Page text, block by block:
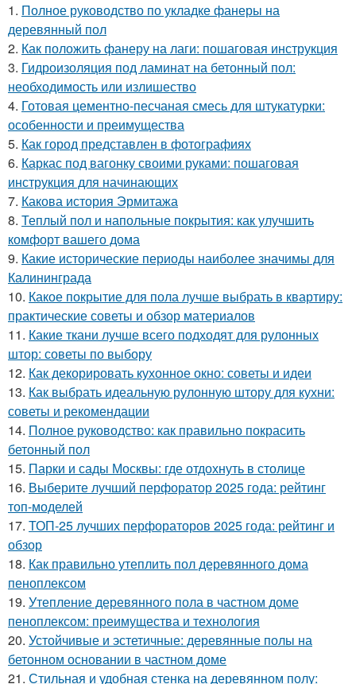
1. Полное руководство по укладке фанеры на
деревянный пол
2. Как положить фанеру на лаги: пошаговая инструкция
3. Гидроизоляция под ламинат на бетонный пол:
необходимость или излишество
4. Готовая цементно-песчаная смесь для штукатурки:
особенности и преимущества
5. Как город представлен в фотографиях
6. Каркас под вагонку своими руками: пошаговая
инструкция для начинающих
7. Какова история Эрмитажа
8. Теплый пол и напольные покрытия: как улучшить
комфорт вашего дома
9. Какие исторические периоды наиболее значимы для
Калининграда
10. Какое покрытие для пола лучше выбрать в квартиру:
практические советы и обзор материалов
11. Какие ткани лучше всего подходят для рулонных
штор: советы по выбору
12. Как декорировать кухонное окно: советы и идеи
13. Как выбрать идеальную рулонную штору для кухни:
советы и рекомендации
14. Полное руководство: как правильно покрасить
бетонный пол
15. Парки и сады Москвы: где отдохнуть в столице
16. Выберите лучший перфоратор 2025 года: рейтинг
топ-моделей
17. ТОП-25 лучших перфораторов 2025 года: рейтинг и
обзор
18. Как правильно утеплить пол деревянного дома
пеноплексом
19. Утепление деревянного пола в частном доме
пеноплексом: преимущества и технология
20. Устойчивые и эстетичные: деревянные полы на
бетонном основании в частном доме
21. Стильная и удобная стенка на деревянном полу: